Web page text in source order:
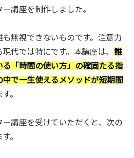
講座を制作しました。
も無視できないものです。注意力
代では特にです。本講座は、 誰
「時間の使い方」の確固たる指
で一生使えるメソッドが短期間
。
講座を受けていただくと、次の
。